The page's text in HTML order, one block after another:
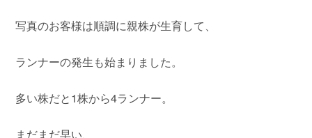
写真のお客様は順調に親株が生育して、
ランナーの発生も始まりました。
多い株だと1株から4ランナー。
まだまだ早い、